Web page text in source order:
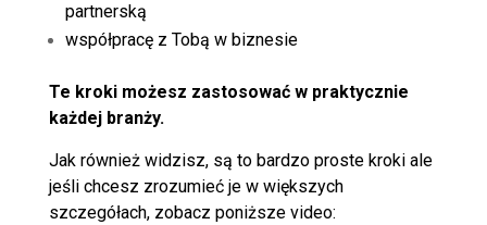
partnerską
współpracę z Tobą w biznesie
Te kroki możesz zastosować w praktycznie
każdej branży.
Jak również widzisz, są to bardzo proste kroki ale
jeśli chcesz zrozumieć je w większych
szczegółach, zobacz poniższe video: